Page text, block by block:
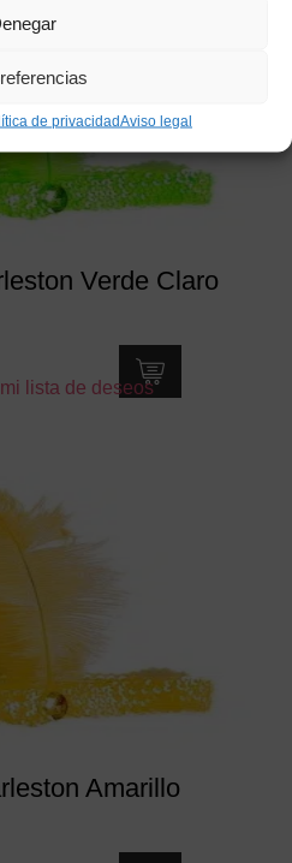
de privacidadAviso legal
Verde Claro
lista de deseos
Amarillo